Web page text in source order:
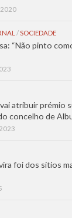
2020
/SOCIEDADE
“Não pinto
atribuir prémio
concelho de
foi dos sítios